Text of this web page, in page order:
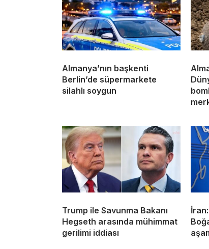
Almanya’nın başkenti
Berlin’de süpermarkete
silahlı soygun
Trump ile Savunma Bakanı
Hegseth arasında mühimmat
gerilimi iddiası